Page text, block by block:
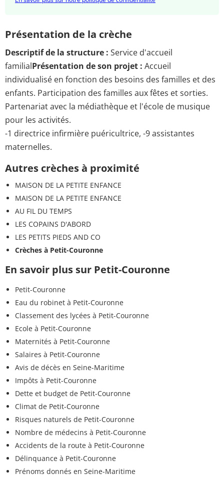
Présentation de la crèche
Descriptif de la structure : Service d'accueil
familialPrésentation de son projet : Accueil
individualisé en fonction des besoins des familles et des
enfants. Participation des familles aux fêtes et sorties.
Partenariat avec la médiathèque et l'école de musique
pour les activités.
-1 directrice infirmière puéricultrice, -9 assistantes
maternelles.
Autres crèches à proximité
MAISON DE LA PETITE ENFANCE
MAISON DE LA PETITE ENFANCE
AU FIL DU TEMPS
LES COPAINS D'ABORD
LES PETITS PIEDS AND CO
Crèches à Petit-Couronne
En savoir plus sur Petit-Couronne
Petit-Couronne
Eau du robinet à Petit-Couronne
Classement des lycées à Petit-Couronne
Ecole à Petit-Couronne
Maternités à Petit-Couronne
Salaires à Petit-Couronne
Avis de décès en Seine-Maritime
Impôts à Petit-Couronne
Dette et budget de Petit-Couronne
Climat de Petit-Couronne
Risques naturels de Petit-Couronne
Nombre de médecins à Petit-Couronne
Accidents de la route à Petit-Couronne
Délinquance à Petit-Couronne
Prénoms donnés en Seine-Maritime